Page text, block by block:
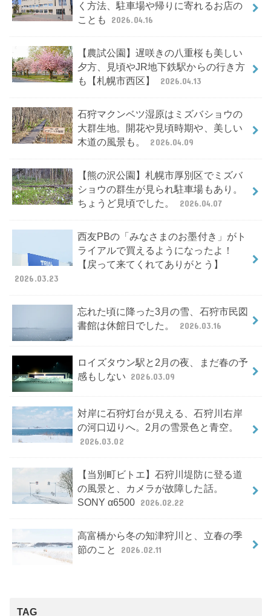
く方法、駐車場や帰りに寄れるお店の
ことも
2026.04.16
【農試公園】遅咲きの八重桜も美しい
夕方、見頃やJR地下鉄駅からの行き方
も【札幌市西区】
2026.04.13
石狩マクンベツ湿原はミズバショウの
大群生地。開花や見頃時期や、美しい
木道の風景も。
2026.04.09
【熊の沢公園】札幌市厚別区でミズバ
ショウの群生が見られ駐車場もあり。
ちょうど見頃でした。
2026.04.07
西友PBの「みなさまのお墨付き」がト
ライアルで買えるようになったよ！
【戻って来てくれてありがとう】
2026.03.23
忘れた頃に降った3月の雪、石狩市民図
書館は休館日でした。
2026.03.16
ロイズタウン駅と2月の夜、まだ春の予
感もしない 2026.03.09
対岸に石狩灯台が見える、石狩川右岸
の河口辺りへ。2月の雪景色と青空。
2026.03.02
【当別町ビトエ】石狩川堤防に登る道
の風景と、カメラが故障した話。
SONY α6500 2026.02.22
高富橋から冬の知津狩川と、立春の季
節のこと
2026.02.11
TAG